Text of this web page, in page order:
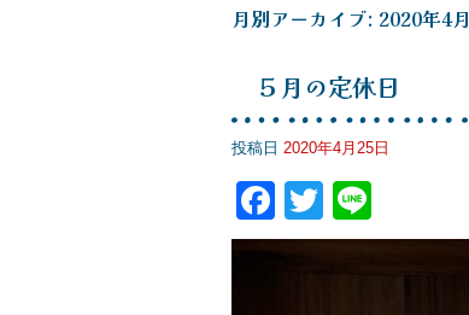
月別アーカイブ: 2020年4月
５月の定休日
投稿日 2020年4月25日
F
a
T
wi n